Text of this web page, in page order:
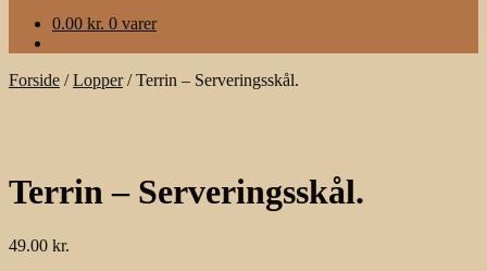
0.00 kr. 0 varer
Forside /Lopper/Terrin – Serveringsskål.
Terrin – Serveringsskål.
49.00 kr.